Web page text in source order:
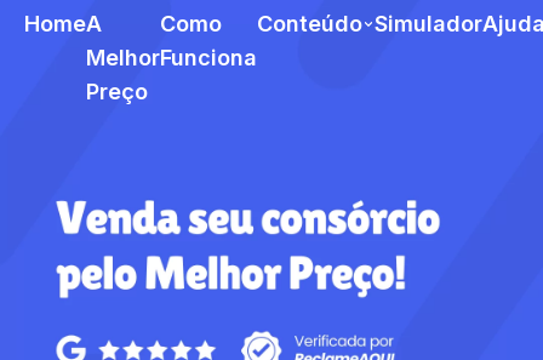
HomeA
Melhor
Preço
Como
Funciona
Conteúdo Simulador